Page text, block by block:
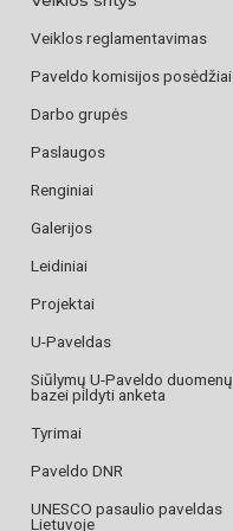
Veiklos reglamentavimas
Paveldo komisijos posėdžiai
Darbo grupės
Paslaugos
Renginiai
Galerijos
Leidiniai
Projektai
U-Paveldas
Siūlymų U-Paveldo duomenų
bazei pildyti anketa
Tyrimai
Paveldo DNR
UNESCO pasaulio paveldas
Lietuvoje